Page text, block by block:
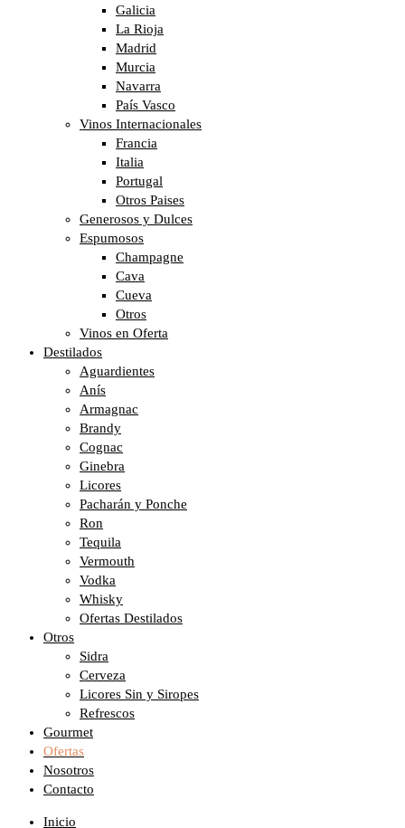
Galicia
La Rioja
Madrid
Murcia
Navarra
País Vasco
Vinos Internacionales
Francia
Italia
Portugal
Otros Paises
Generosos y Dulces
Espumosos
Champagne
Cava
Cueva
Otros
Vinos en Oferta
Destilados
Aguardientes
Anís
Armagnac
Brandy
Cognac
Ginebra
Licores
Pacharán y Ponche
Ron
Tequila
Vermouth
Vodka
Whisky
Ofertas Destilados
Otros
Sidra
Cerveza
Licores Sin y Siropes
Refrescos
Gourmet
Ofertas
Nosotros
Contacto
Inicio